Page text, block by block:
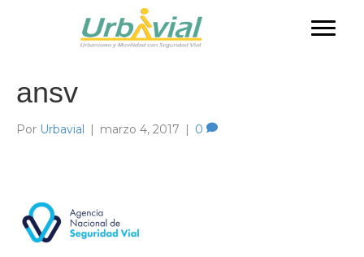
ansv
Por Urbavial | marzo 4, 2017 | 0